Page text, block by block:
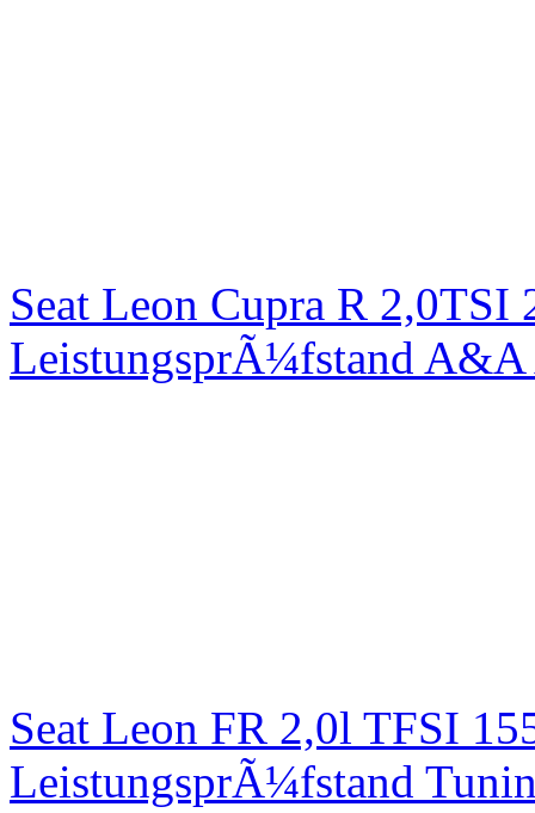
Seat Leon Cupra R
LeistungsprÃ¼fstand
Seat Leon FR 2,0l TFSI
LeistungsprÃ¼fstand